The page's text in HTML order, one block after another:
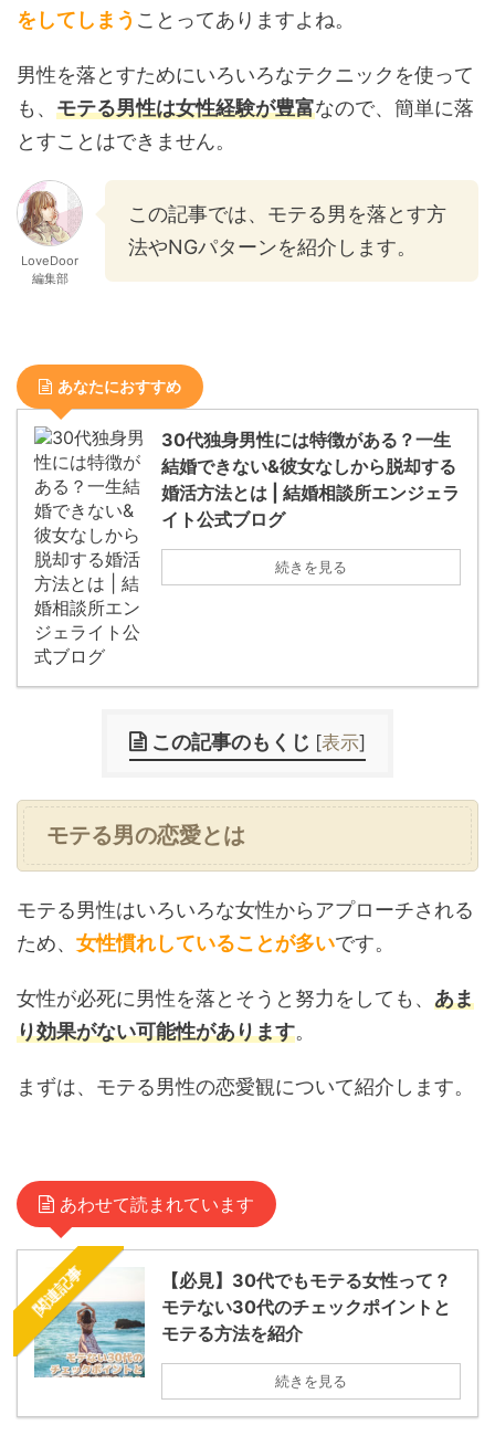
をしてしまう ことってありますよね。
男性を落とすためにいろいろなテクニックを使って
も、 モテる男性は女性経験が豊富なので、簡単に落
とすことはできません。
LoveDoor
編集部
この記事では、モテる男を落とす方
法やNGパターンを紹介します。
あなたにおすすめ
30代独身男性には特徴がある？一生
結婚できない&彼女なしから脱却する
婚活方法とは | 結婚相談所エンジェラ
イト公式ブログ
続きを見る
この記事のもくじ [表示]
モテる男の恋愛とは
モテる男性はいろいろな女性からアプローチされる
ため、 女性慣れしていることが多いです。
女性が必死に男性を落とそうと努力をしても、 あま
り効果がない可能性があります。
まずは、モテる男性の恋愛観について紹介します。
あわせて読まれています
関連記事
【必見】30代でもモテる女性って？
モテない30代のチェックポイントと
モテる方法を紹介
続きを見る